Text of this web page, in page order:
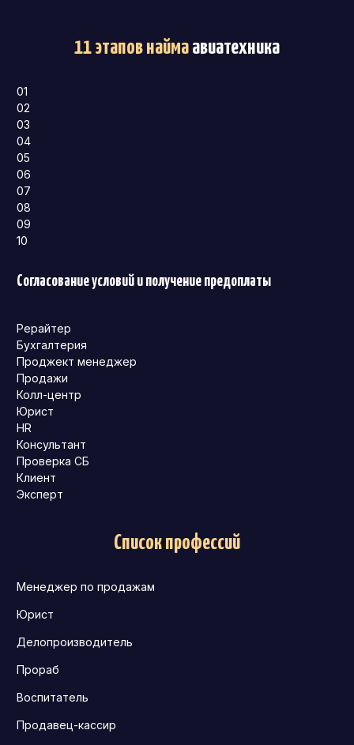
11 этапов наймаавиатехника
01
02
03
04
05
06
07
08
09
10
Согласование условий и получение предоплаты
Рерайтер
Бухгалтерия
Проджект менеджер
Продажи
Колл-центр
Юрист
HR
Консультант
Проверка СБ
Клиент
Эксперт
Список профессий
Менеджер по продажам
Юрист
Делопроизводитель
Прораб
Воспитатель
Продавец-кассир